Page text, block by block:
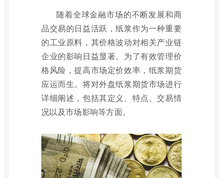
随着全球金融市场的不断发展和商
品交易的日益活跃，纸浆作为一种重要
的工业原料，其价格波动对相关产业链
企业的影响日益显著。为了有效管理价
格风险，提高市场定价效率，纸浆期货
应运而生。将对外盘纸浆期货市场进行
详细阐述，包括其定义、特点、交易情
况以及市场影响等方面。